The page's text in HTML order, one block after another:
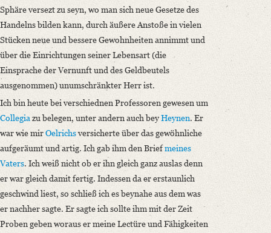
Sphäre versezt zu seyn, wo man sich neue Gesetze des
Handelns bilden kann, durch äußere Anstoße in vielen
Stücken neue und bessere Gewohnheiten annimmt und
über die Einrichtungen seiner Lebensart (die
Einsprache der Vernunft und des Geldbeutels
ausgenommen) unumschränkter Herr ist.
Ich bin heute bei verschiednen Professoren gewesen um
Collegia zu belegen, unter andern auch beyHeynen. Er
war wie mirOelrichsversicherte über das gewöhnliche
aufgeräumt und artig. Ich gab ihm den Briefmeines
Vaters. Ich weiß nicht ob er ihn gleich ganz auslas denn
er war gleich damit fertig. Indessen da er erstaunlich
geschwind liest, so schließ ich es beynahe aus dem was
er nachher sagte. Er sagte ich sollte ihm mit der Zeit
Proben geben woraus er meine Lectüre und Fähigkeiten